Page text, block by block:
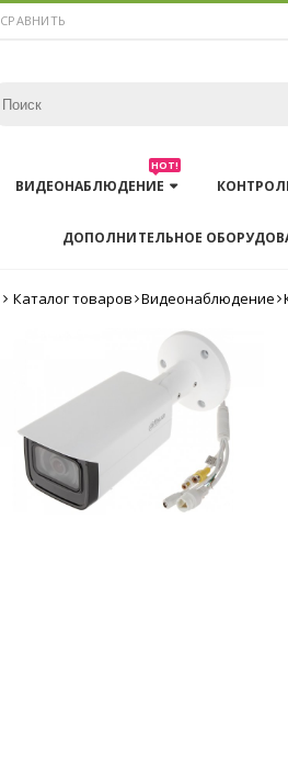
СРАВНИТЬ
ВИДЕОНАБЛЮДЕНИЕ
HOT!
ДОПОЛНИТЕЛЬНОЕ
Главная
Каталог товаров Видеонаблюдение